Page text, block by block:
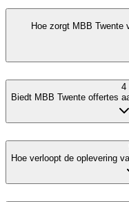
Hoe zorgt MBB Twente
4
Biedt MBB Twente offertes
Hoe verloopt de oplevering